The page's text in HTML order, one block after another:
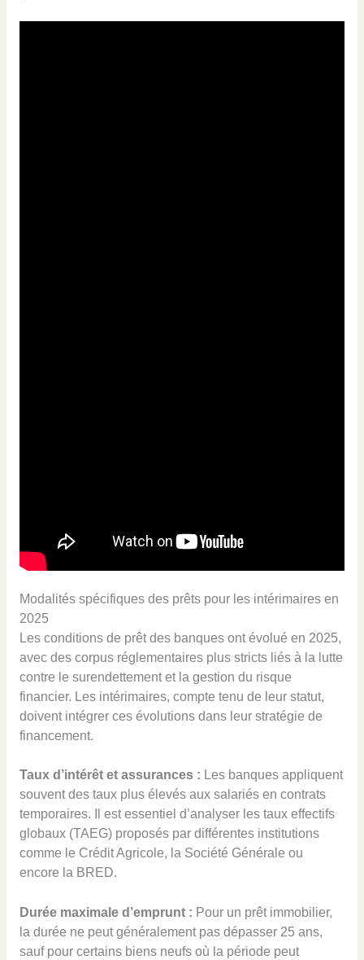
Modalités spécifiques des prêts pour les intérimaires en
2025
Les conditions de prêt des banques ont évolué en 2025,
avec des corpus réglementaires plus stricts liés à la lutte
contre le surendettement et la gestion du risque
financier. Les intérimaires, compte tenu de leur statut,
doivent intégrer ces évolutions dans leur stratégie de
financement.
Taux d’intérêt et assurances : Les banques appliquent
souvent des taux plus élevés aux salariés en contrats
temporaires. Il est essentiel d’analyser les taux effectifs
globaux (TAEG) proposés par différentes institutions
comme le Crédit Agricole, la Société Générale ou
encore la BRED.
Durée maximale d’emprunt : Pour un prêt immobilier,
la durée ne peut généralement pas dépasser 25 ans,
sauf pour certains biens neufs où la période peut